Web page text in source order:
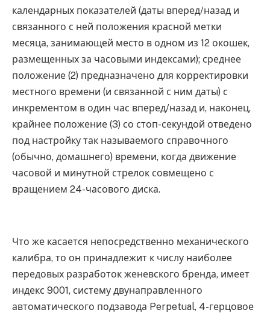
календарных показателей (даты вперед/назад и
связанного с ней положения красной метки
месяца, занимающей место в одном из 12 окошек,
размещенных за часовыми индексами); среднее
положение (2) предназначено для корректировки
местного времени (и связанной с ним даты) с
инкрементом в один час вперед/назад и, наконец,
крайнее положение (3) со стоп-секундой отведено
под настройку так называемого справочного
(обычно, домашнего) времени, когда движение
часовой и минутной стрелок совмещено с
вращением 24-часового диска.
Что же касается непосредственно механического
калибра, то он принадлежит к числу наиболее
передовых разработок женевского бренда, имеет
индекс 9001, систему двунаправленного
автоматического подзавода Perpetual, 4-герцовое